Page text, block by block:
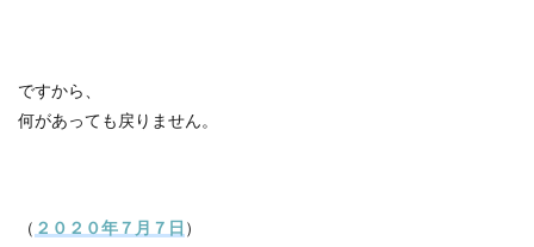
ですから、
何があっても戻りません。
（ ２０２０年７月７日 ）